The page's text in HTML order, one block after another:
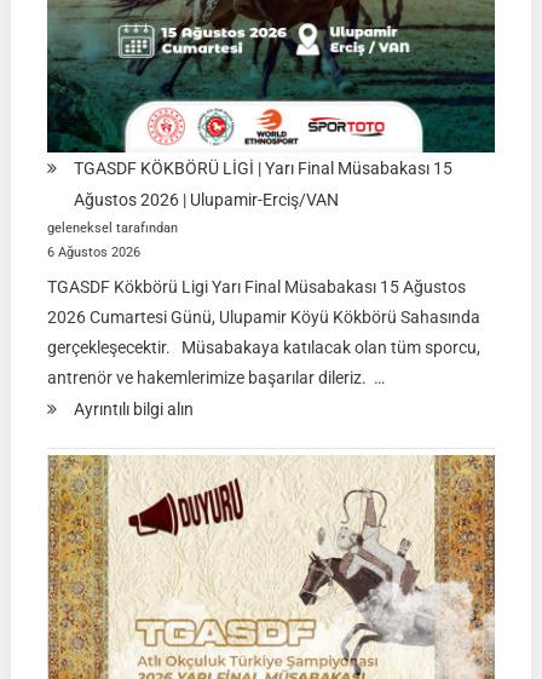
TGASDF KÖKBÖRÜ LİGİ | Yarı Final Müsabakası 15
Ağustos 2026 | Ulupamir-Erciş/VAN
geleneksel tarafından
6 Ağustos 2026
TGASDF Kökbörü Ligi Yarı Final Müsabakası 15 Ağustos
2026 Cumartesi Günü, Ulupamir Köyü Kökbörü Sahasında
gerçekleşecektir. Müsabakaya katılacak olan tüm sporcu,
antrenör ve hakemlerimize başarılar dileriz. …
Ayrıntılı bilgi alın:
KÖKBÖRÜ
LİGİ
|
Yarı
Final
Müsabakası
15